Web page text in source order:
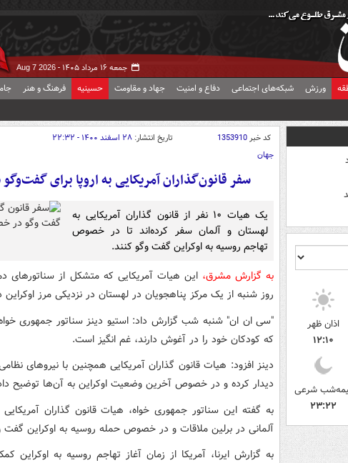
جمعه ۱۶ مرداد ۱۴۰۵ - Aug 7 2026
ورزش شبکه‌های اجتماعی دفاع و امنیت جهاد و مقاومت حسینیه فرهنگ و هنر
اذان ظهر
۱۲:۱۰
شرعی
۲۳:۲۲
کد خبر1353910 تاریخ انتشار: ۲۸ اسفند ۱۴۰۰ - ۲۲:۳۲
جهان
سفر قانون‌گذاران آمریکایی به اروپا برای
یک هیات ۱۰ نفر از قانون گذاران آمریکایی به
لهستان و آلمان سفر کرده‌اند تا در خصوص
تهاجم روسیه به اوکراین گفت وگو کنند.
به گزارش مشرق،این هیات آمریکایی که متشکل از سناتورهای
روز شنبه از یک مرکز پناهجویان در لهستان در نزدیکی مرز اوکراین
"سی ان ان" شنبه شب گزارش داد: استیو دینز سناتور جمهوری
که کودکان خود را در آغوش دارند، غم انگیز است.
دینز افزود: هیات قانون گذاران آمریکایی همچنین با نیروهای
دیدار کرده و در خصوص آخرین وضعیت اوکراین به آن‌ها توضیح
به گفته این سناتور جمهوری خواه، هیات قانون گذاران
آلمانی در برلین ملاقات و در خصوص حمله روسیه به اوکراین گفت
به گزارش ایرنا، آمریکا از زمان آغاز تهاجم روسیه به اوکراین